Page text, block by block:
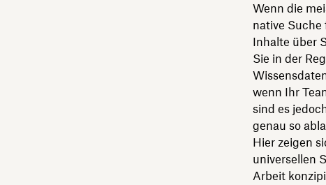
Wenn die
native
Inhalte über
Sie in der
wenn Ihr
sind es
genau so
Hier zeigen
universellen
Arbeit